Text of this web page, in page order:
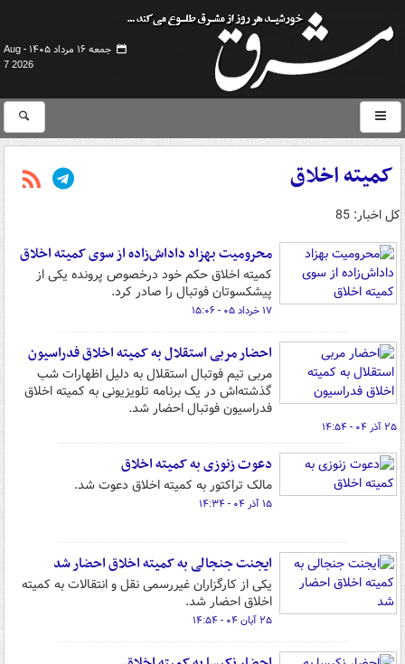
جمعه ۱۶ مرداد ۱۴۰۵ -
Aug
7 2026
کمیته اخلاق
کل اخبار: 85
محرومیت بهزاد داداش‌زاده از سوی کمیته اخلاق
کمیته اخلاق حکم خود درخصوص پرونده یکی از
پیشکسوتان فوتبال را صادر کرد.
۱۷ خرداد ۰۵ - ۱۵:۰۶
احضار مربی استقلال به کمیته اخلاق فدراسیون
مربی تیم فوتبال استقلال به دلیل اظهارات شب
گذشته‌اش در یک برنامه تلویزیونی به کمیته اخلاق
فدراسیون فوتبال احضار شد.
۲۵ آذر ۰۴ - ۱۴:۵۴
دعوت زنوزی به کمیته اخلاق
مالک تراکتور به کمیته اخلاق دعوت شد.
۱۵ آذر ۰۴ - ۱۴:۳۴
ایجنت جنجالی به کمیته اخلاق احضار شد
یکی از کارگزاران غیررسمی نقل و انتقالات به کمیته
اخلاق احضار شد.
۲۵ آبان ۰۴ - ۱۴:۵۴